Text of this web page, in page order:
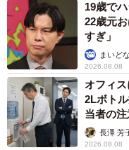
19歳で
22歳元
すぎ」
まいど
2026.08.08
オフィ
2Lボト
当者の
説】長澤 芳
2026.08.08